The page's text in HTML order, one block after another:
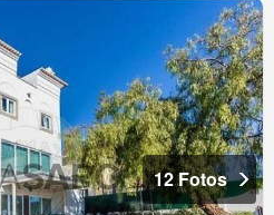
12 Fotos